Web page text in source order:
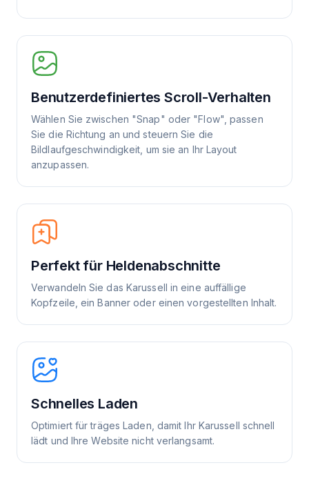
Benutzerdefiniertes Scroll-Verhalten
Wählen Sie zwischen "Snap" oder "Flow", passen
Sie die Richtung an und steuern Sie die
Bildlaufgeschwindigkeit, um sie an Ihr Layout
anzupassen.
Perfekt für Heldenabschnitte
Verwandeln Sie das Karussell in eine auffällige
Kopfzeile, ein Banner oder einen vorgestellten Inhalt.
Schnelles Laden
Optimiert für träges Laden, damit Ihr Karussell schnell
lädt und Ihre Website nicht verlangsamt.